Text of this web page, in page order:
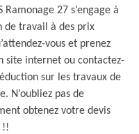
27 s’engage à
de travail à des prix
vous et prenez
site internet ou contactez-
sur les travaux de
N’oubliez pas de
obtenez votre devis
!!